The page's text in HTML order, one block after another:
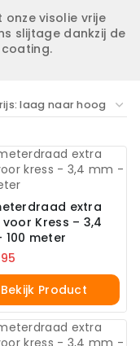
visolie vrije
slijtage dankzij de
extra
Kress – 3,4
100 meter
Bekijk Product